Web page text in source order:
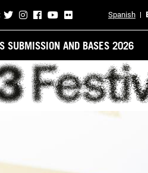
Spanish
SUBMISSION AND BASES 2026